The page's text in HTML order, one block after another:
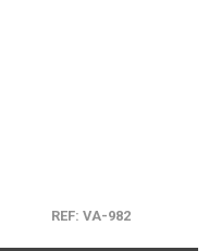
REF: VA-982